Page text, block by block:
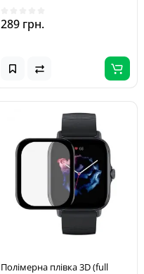
289 грн.
Полімерна плівка 3D (full